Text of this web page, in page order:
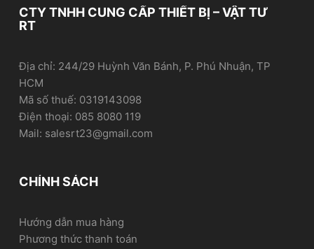
CTY TNHH CUNG CẤP THIẾT BỊ – VẬT TƯ
RT
Địa chỉ: 244/29 Huỳnh Văn Bánh, P. Phú Nhuận, TP
HCM
Mã số thuế: 0319143098
Điện thoại: 085 8080 119
Mail: salesrt23@gmail.com
CHÍNH SÁCH
Hướng dẫn mua hàng
Phương thức thanh toán